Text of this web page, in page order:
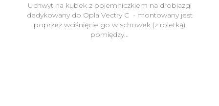
Uchwyt na kubek z pojemniczkiem na drobiazgi
dedykowany do Opla Vectry C - montowany jest
poprzez wciśnięcie go w schowek (z roletką)
pomiędzy...